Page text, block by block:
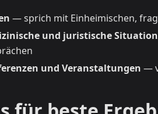
— sprich mit Einheimischen,
und juristische
und Veranstaltungen —